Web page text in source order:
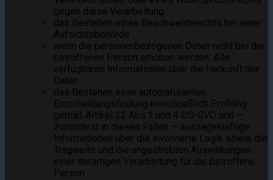
gegen diese Verarbeitung
das Bestehen eines Beschwerderechts bei einer
Aufsichtsbehörde
wenn die personenbezogenen Daten nicht bei der
betroffenen Person erhoben werden: Alle
verfügbaren Informationen über die Herkunft der
Daten
das Bestehen einer automatisierten
Entscheidungsfindung einschließlich Profiling
gemäß Artikel 22 Abs.1 und 4 DS-GVO und —
zumindest in diesen Fällen — aussagekräftige
Informationen über die involvierte Logik sowie die
Tragweite und die angestrebten Auswirkungen
einer derartigen Verarbeitung für die betroffene
Person